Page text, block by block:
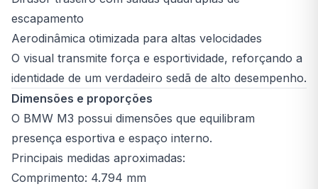
escapamento
Aerodinâmica otimizada para altas velocidades
O visual transmite força e esportividade, reforçando a
identidade de um verdadeiro sedã de alto desempenho.
Dimensões e proporções
O BMW M3 possui dimensões que equilibram
presença esportiva e espaço interno.
Principais medidas aproximadas:
Comprimento: 4.794 mm